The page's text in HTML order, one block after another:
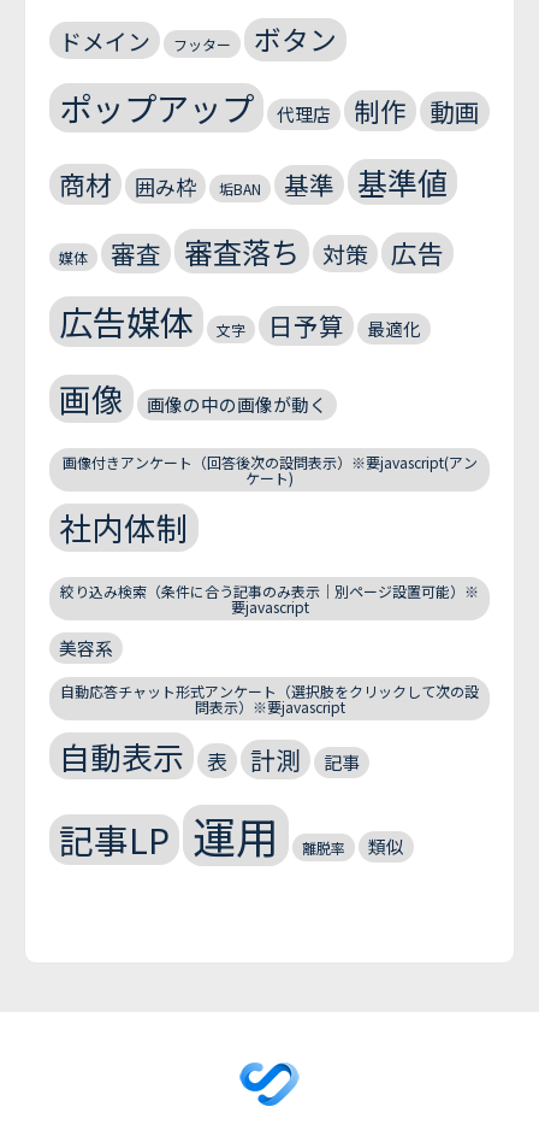
ドメイン フッター ボタン
ポップアップ 代理店 制作 動画
商材 囲み枠 垢BAN 基準 基準値
媒体 審査 審査落ち 対策 広告
広告媒体 文字 日予算 最適化
画像 画像の中の画像が動く
画像付きアンケート（回答後次の設問表示）※要javascript(アン
ケート)
社内体制
絞り込み検索（条件に合う記事のみ表示｜別ページ設置可能）※
要javascript
美容系
自動応答チャット形式アンケート（選択肢をクリックして次の設
問表示）※要javascript
自動表示 表 計測 記事
記事LP 運用 離脱率 類似